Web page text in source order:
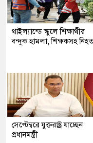
থাইল্যান্ডে স্কুলে শিক্ষার্থীর
বন্দুক হামলা, শিক্ষকসহ
সেপ্টেম্বরে যুক্তরাষ্ট্র যাচ্ছেন
প্রধানমন্ত্রী